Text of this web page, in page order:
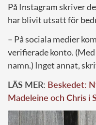
På Instagram skriver
har blivit utsatt för
– På sociala medier
verifierade konto.
namn.) Inget annat,
LÄS MER: Beskedet:
Madeleine och Chris i